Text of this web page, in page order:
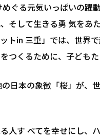
ぐる元気いっぱいの躍
そして生きる勇 気をあ
トin 三重」では、世界
つくるために、子どもた
日本の象徴「桜」が、
人す べてを幸せにし、